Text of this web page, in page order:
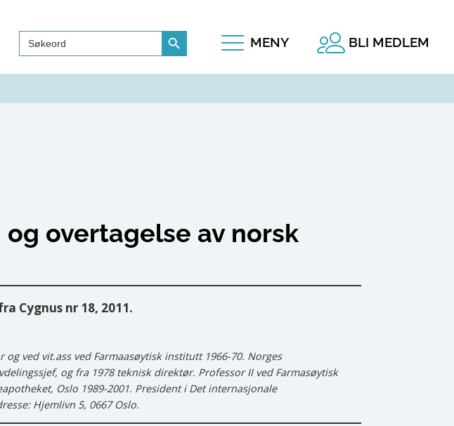
Search
for:
Search Button
MENY BLI MEDLEM
overtagelse av norsk
Cygnus nr 18, 2011.
ved vit.ass ved Farmaasøytisk institutt 1966-70. Norges
og fra 1978 teknisk direktør. Professor II ved Farmasøytisk
Oslo 1989-2001. President i Det internasjonale
Hjemlivn 5, 0667 Oslo.